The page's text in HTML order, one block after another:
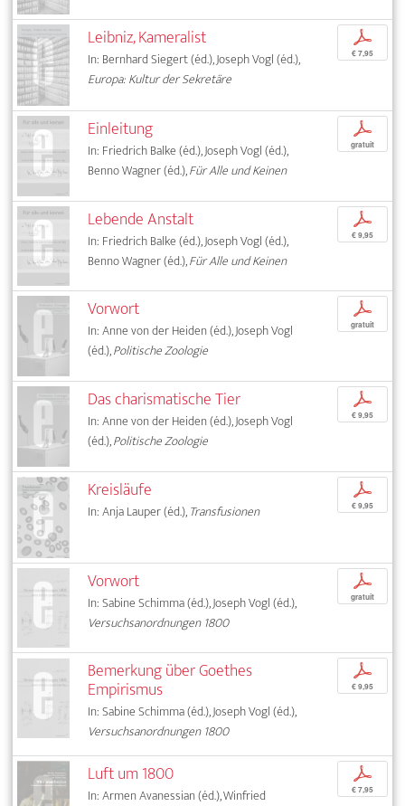
Leibniz, Kameralist
In: Bernhard Siegert (éd.), Joseph Vogl (éd.),
Europa: Kultur der Sekretäre
p
€ 7,95
Einleitung
In: Friedrich Balke (éd.), Joseph Vogl (éd.),
Benno Wagner (éd.),Für Alle und Keinen
p
gratuit
Lebende Anstalt
In: Friedrich Balke (éd.), Joseph Vogl (éd.),
Benno Wagner (éd.),Für Alle und Keinen
p
€ 9,95
Vorwort
In: Anne von der Heiden (éd.), Joseph Vogl
(éd.),Politische Zoologie
p
gratuit
Das charismatische Tier
In: Anne von der Heiden (éd.), Joseph Vogl
(éd.),Politische Zoologie
p
€ 9,95
Kreisläufe
In: Anja Lauper (éd.),Transfusionen
p
€ 9,95
Vorwort
In: Sabine Schimma (éd.), Joseph Vogl (éd.),
Versuchsanordnungen 1800
p
gratuit
Bemerkung über Goethes
Empirismus
In: Sabine Schimma (éd.), Joseph Vogl (éd.),
Versuchsanordnungen 1800
p
€ 9,95
Luft um 1800
In: Armen Avanessian (éd.), Winfried
p
€ 7,95